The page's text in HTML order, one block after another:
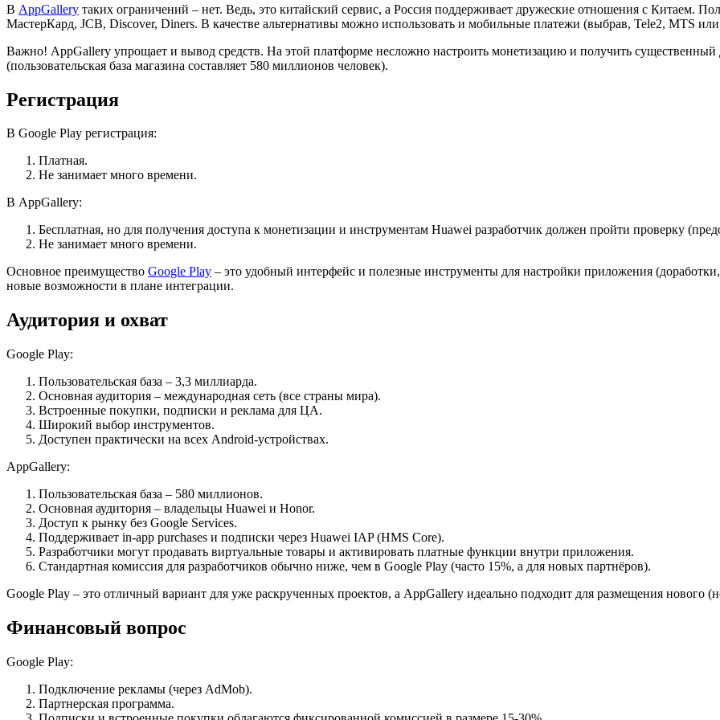
В AppGallery таких ограничений – нет. Ведь, это китайский сервис, а Россия поддерживает дружеские отношения с Китаем.
МастерКард, JCB, Discover, Diners. В качестве альтернативы можно использовать и мобильные платежи (выбрав, Tele2, MTS
Важно! AppGallery упрощает и вывод средств. На этой платформе несложно настроить монетизацию и получить существенный
(пользовательская база магазина составляет 580 миллионов человек).
Регистрация
В Google Play регистрация:
Платная.
Не занимает много времени.
В AppGallery:
Бесплатная, но для получения доступа к монетизации и инструментам Huawei разработчик должен пройти проверку
Не занимает много времени.
Основное преимущество Google Play – это удобный интерфейс и полезные инструменты для настройки приложения
новые возможности в плане интеграции.
Аудитория и охват
Google Play:
Пользовательская база – 3,3 миллиарда.
Основная аудитория – международная сеть (все страны мира).
Встроенные покупки, подписки и реклама для ЦА.
Широкий выбор инструментов.
Доступен практически на всех Android-устройствах.
AppGallery:
Пользовательская база – 580 миллионов.
Основная аудитория – владельцы Huawei и Honor.
Доступ к рынку без Google Services.
Поддерживает in-app purchases и подписки через Huawei IAP (HMS Core).
Разработчики могут продавать виртуальные товары и активировать платные функции внутри приложения.
Стандартная комиссия для разработчиков обычно ниже, чем в Google Play (часто 15%, а для новых партнёров).
Google Play – это отличный вариант для уже раскрученных проектов, а AppGallery идеально подходит для размещения нового
Финансовый вопрос
Google Play:
Подключение рекламы (через AdMob).
Партнерская программа.